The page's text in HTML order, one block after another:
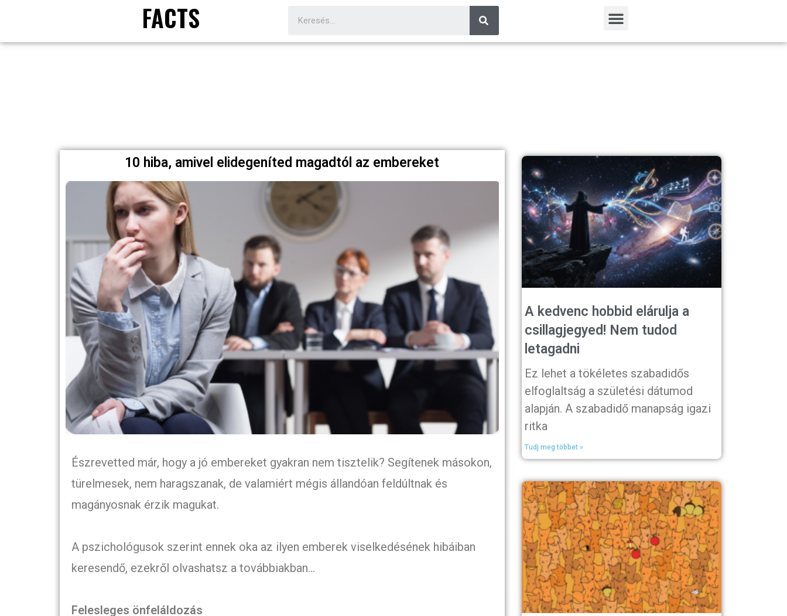
FACTS
10 hiba, amivel elidegeníted magadtól az embereket
Észrevetted már, hogy a jó embereket gyakran nem tisztelik? Segítenek másokon,
türelmesek, nem haragszanak, de valamiért mégis állandóan feldúltnak és
magányosnak érzik magukat.
A pszichológusok szerint ennek oka az ilyen emberek viselkedésének hibáiban
keresendő, ezekről olvashatsz a továbbiakban…
Felesleges önfeláldozás
A kedvenc hobbid elárulja a
csillagjegyed! Nem tudod
letagadni
Ez lehet a tökéletes szabadidős
elfoglaltság a születési dátumod
alapján. A szabadidő manapság igazi
ritka
Tudj meg többet »